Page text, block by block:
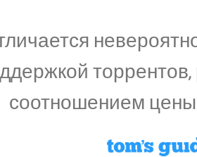
соотношением цены